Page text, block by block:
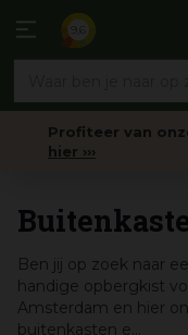
naar
Profiteer van
hier ›››
Ben jij op zoek naar
handige opbergkist
Amsterdam en hier
buitenkasten e...